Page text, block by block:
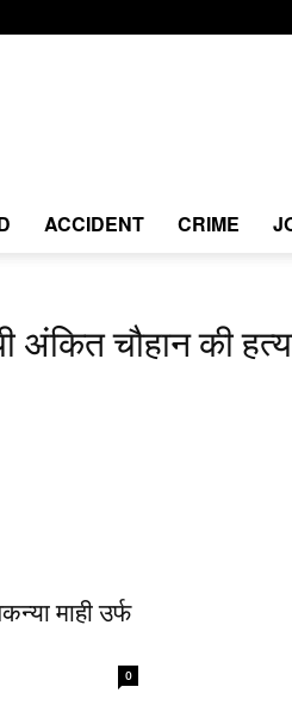
ACCIDENT CRIME
अंकित चौहान की
माही उर्फ
0